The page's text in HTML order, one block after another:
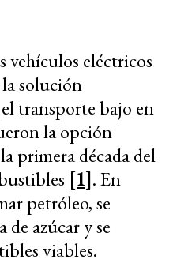
vehículos eléctricos
solución
transporte bajo en
la opción
primera década del
[1]. En
petróleo, se
de azúcar y se
viables.